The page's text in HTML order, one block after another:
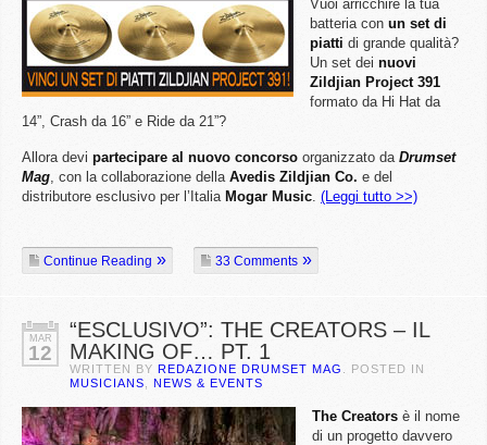
Vuoi arricchire la tua
batteria con un set di
piatti di grande qualità?
Un set dei nuovi
Zildjian Project 391
formato da Hi Hat da
14”, Crash da 16” e Ride da 21”?
Allora devi partecipare al nuovo concorso organizzato da Drumset
Mag, con la collaborazione della Avedis Zildjian Co. e del
distributore esclusivo per l’Italia Mogar Music. (Leggi tutto >>)
Continue Reading 33 Comments
MAR
12
“ESCLUSIVO”: THE CREATORS – IL
MAKING OF… PT. 1
WRITTEN BY REDAZIONE DRUMSET MAG
. POSTED IN
MUSICIANS
NEWS & EVENTS
The Creators è il nome
di un progetto davvero